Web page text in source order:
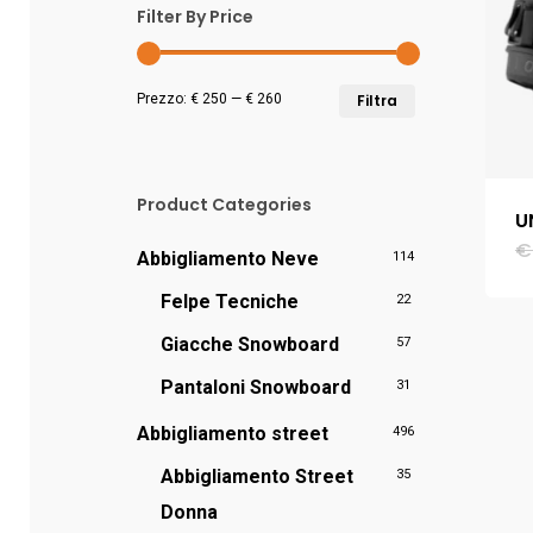
Filter By Price
Filtra
Prezzo: € 250 — € 260
Product Categories
Abbigliamento Neve 114
Felpe Tecniche 22
Giacche Snowboard 57
Pantaloni Snowboard 31
Abbigliamento street 496
Abbigliamento Street
Donna
35
€